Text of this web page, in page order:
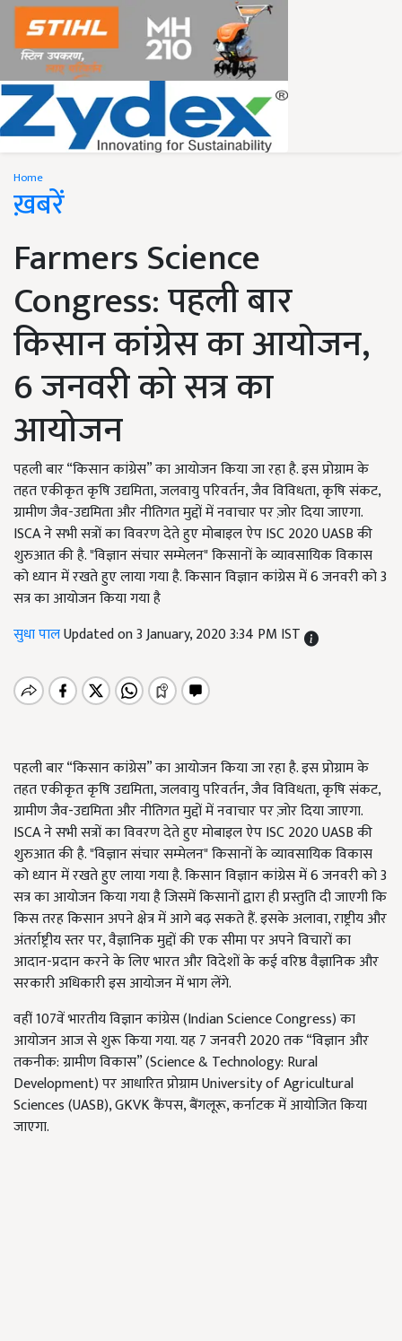
Home
ख़बरें
Farmers Science
Congress: पहली बार
किसान कांग्रेस का आयोजन,
6 जनवरी को सत्र का
आयोजन
पहली बार “किसान कांग्रेस” का आयोजन किया जा रहा है. इस प्रोग्राम के
तहत एकीकृत कृषि उद्यमिता, जलवायु परिवर्तन, जैव विविधता, कृषि संकट,
ग्रामीण जैव-उद्यमिता और नीतिगत मुद्दों में नवाचार पर ज़ोर दिया जाएगा.
ISCA ने सभी सत्रों का विवरण देते हुए मोबाइल ऐप ISC 2020 UASB की
शुरुआत की है. "विज्ञान संचार सम्मेलन" किसानों के व्यावसायिक विकास
को ध्यान में रखते हुए लाया गया है. किसान विज्ञान कांग्रेस में 6 जनवरी को 3
सत्र का आयोजन किया गया है
सुधा पालUpdated on 3 January, 2020 3:34 PM IST
पहली बार “किसान कांग्रेस” का आयोजन किया जा रहा है. इस प्रोग्राम के
तहत एकीकृत कृषि उद्यमिता, जलवायु परिवर्तन, जैव विविधता, कृषि संकट,
ग्रामीण जैव-उद्यमिता और नीतिगत मुद्दों में नवाचार पर ज़ोर दिया जाएगा.
ISCA ने सभी सत्रों का विवरण देते हुए मोबाइल ऐप ISC 2020 UASB की
शुरुआत की है. "विज्ञान संचार सम्मेलन" किसानों के व्यावसायिक विकास
को ध्यान में रखते हुए लाया गया है. किसान विज्ञान कांग्रेस में 6 जनवरी को 3
सत्र का आयोजन किया गया है जिसमें किसानों द्वारा ही प्रस्तुति दी जाएगी कि
किस तरह किसान अपने क्षेत्र में आगे बढ़ सकते हैं. इसके अलावा, राष्ट्रीय और
अंतर्राष्ट्रीय स्तर पर, वैज्ञानिक मुद्दों की एक सीमा पर अपने विचारों का
आदान-प्रदान करने के लिए भारत और विदेशों के कई वरिष्ठ वैज्ञानिक और
सरकारी अधिकारी इस आयोजन में भाग लेंगे.
वहीं 107वें भारतीय विज्ञान कांग्रेस (Indian Science Congress) का
आयोजन आज से शुरू किया गया. यह 7 जनवरी 2020 तक “विज्ञान और
तकनीक: ग्रामीण विकास” (Science & Technology: Rural
Development) पर आधारित प्रोग्राम University of Agricultural
Sciences (UASB), GKVK कैंपस, बैंगलूरू, कर्नाटक में आयोजित किया
जाएगा.